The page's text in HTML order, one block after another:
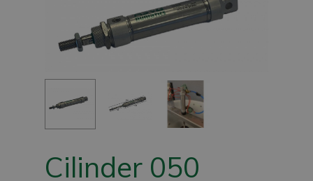
Cilinder 050